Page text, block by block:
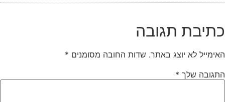
תגובה
לא יוצג באתר. שדות החובה מסומנים*
שלך*